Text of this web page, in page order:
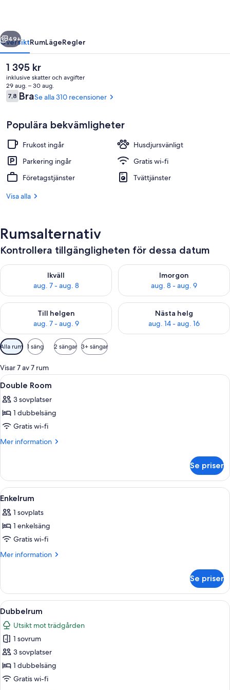
Interiör
Nästa
49+
ÖversiktRumLägeRegler
Det
nuvarande
priset
är
1 395 kr
1 395 kr
inklusive skatter och avgifter
29 aug. – 30 aug.
Recensioner
7,87,8 av 10,
BraSe alla 310 recensioner
Populära bekvämligheter
Frukost ingår
Husdjursvänligt
Parkering ingår
Gratis wi-fi
Företagstjänster
Tvättjänster
Visa alla
Rumsalternativ
Kontrollera tillgängligheten för dessa datum
Ikväll
aug. 7 - aug. 8
Kontrollera tillgängligheten för ikväll aug. 7 - aug. 8
Imorgon
aug. 8 - aug. 9
Kontrollera tillgängligheten
Till helgen
aug. 7 - aug. 9
Kontrollera tillgängligheten för den här helgen aug. 7 - aug. 9
Nästa helg
aug. 14 - aug. 16
Kontrollera tillgängligheten
Tillgängliga
filter
för
rum
Alla rum 1 säng 2 sängar 3+ sängar
Visar 7 av 7 rum
Öppna
alla
foton
för
Double
Room
Ett sovrum med en säng, ett
5
Double Room
3 sovplatser
1 dubbelsäng
Gratis wi-fi
Mer information
Mer
Room
Se priser
Öppna
alla
foton
för
Enkelrum
Ett hotellrum med en säng, ett
1
Enkelrum
1 sovplats
1 enkelsäng
Gratis wi-fi
Mer information
Mer
Se priser
Öppna
alla
foton
för
Dubbelrum
En snyggt bäddad säng med
5
Dubbelrum
Utsikt mot trädgården
1 sovrum
3 sovplatser
1 dubbelsäng
Gratis wi-fi